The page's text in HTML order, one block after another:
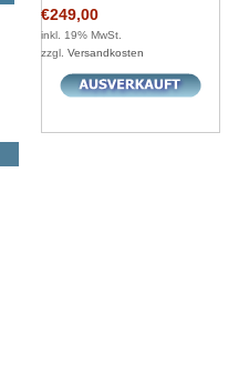
€249,00
inkl. 19% MwSt.
zzgl. Versandkosten